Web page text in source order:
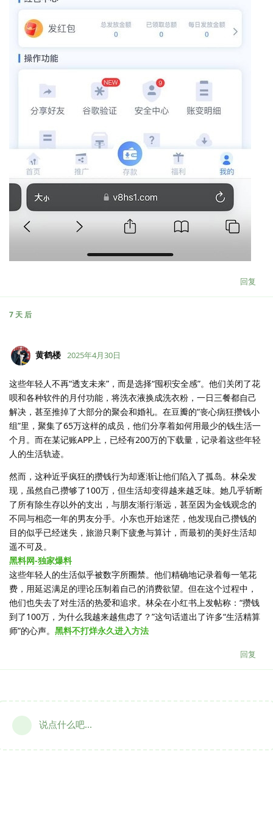
回复
7 天 后
黄鹤楼 2025年4月30日
这些年轻人不再“透支未来”，而是选择“囤积安全感”。他们关闭了花
呗和各种软件的月付功能，将洗衣液换成洗衣粉，一日三餐都自己
解决，甚至推掉了大部分的聚会和婚礼。在豆瓣的“丧心病狂攒钱小
组”里，聚集了65万这样的成员，他们分享着如何用最少的钱生活一
个月。而在某记账APP上，已经有200万的下载量，记录着这些年轻
人的生活轨迹。
然而，这种近乎疯狂的攒钱行为却逐渐让他们陷入了孤岛。林朵发
现，虽然自己攒够了100万，但生活却变得越来越乏味。她几乎斩断
了所有除生存以外的支出，与朋友渐行渐远，甚至因为金钱观念的
不同与相恋一年的男友分手。小东也开始迷茫，他发现自己攒钱的
目的似乎已经迷失，旅游只剩下疲惫与算计，而最初的美好生活却
遥不可及。
黑料网-独家爆料
这些年轻人的生活似乎被数字所圈禁。他们精确地记录着每一笔花
费，用延迟满足的理论压制着自己的消费欲望。但在这个过程中，
他们也失去了对生活的热爱和追求。林朵在小红书上发帖称：“攒钱
到了100万，为什么我越来越焦虑了？”这句话道出了许多“生活精算
师”的心声。 黑料不打烊永久进入方法
回复
说点什么吧...